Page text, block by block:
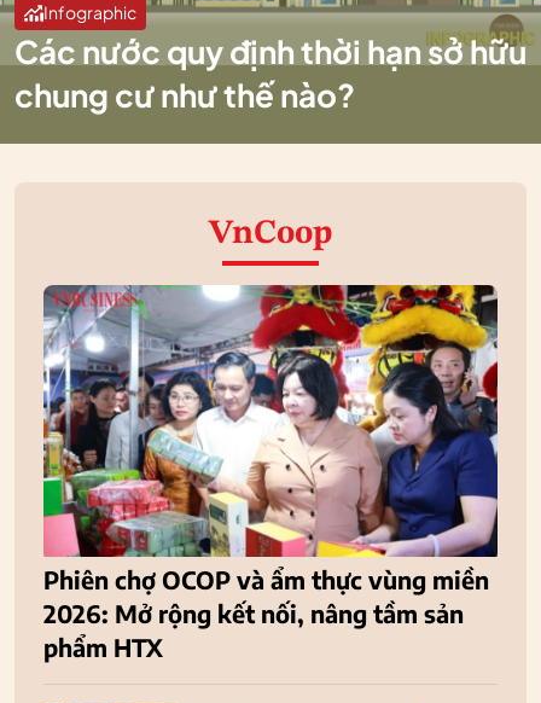
Infographic
Các nước quy định thời hạn sở hữu
chung cư như thế nào?
VnCoop
Phiên chợ OCOP và ẩm thực vùng miền
2026: Mở rộng kết nối, nâng tầm sản
phẩm HTX